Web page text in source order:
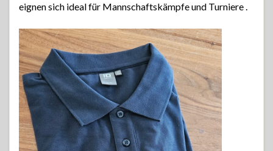
eignen sich ideal für Mannschaftskämpfe und Turniere .